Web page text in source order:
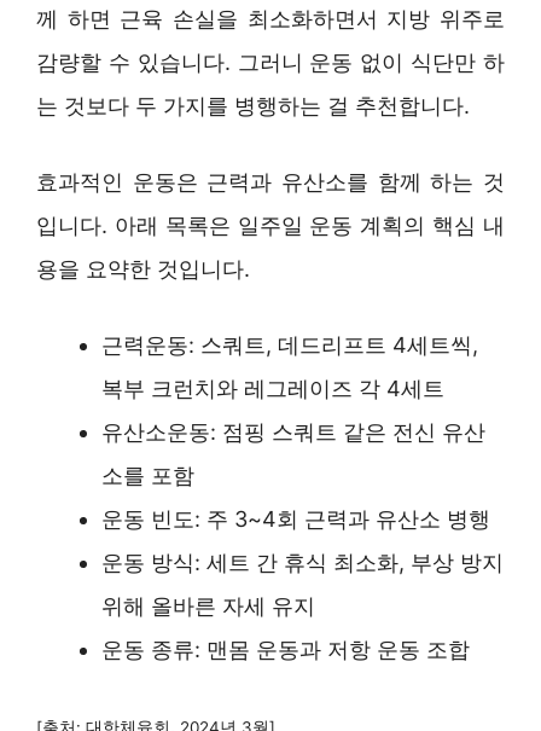
께 하면 근육 손실을 최소화하면서 지방 위주로
감량할 수 있습니다. 그러니 운동 없이 식단만 하
는 것보다 두 가지를 병행하는 걸 추천합니다.
효과적인 운동은 근력과 유산소를 함께 하는 것
입니다. 아래 목록은 일주일 운동 계획의 핵심 내
용을 요약한 것입니다.
근력운동: 스쿼트, 데드리프트 4세트씩,
복부 크런치와 레그레이즈 각 4세트
유산소운동: 점핑 스쿼트 같은 전신 유산
소를 포함
운동 빈도: 주 3~4회 근력과 유산소 병행
운동 방식: 세트 간 휴식 최소화, 부상 방지
위해 올바른 자세 유지
운동 종류: 맨몸 운동과 저항 운동 조합